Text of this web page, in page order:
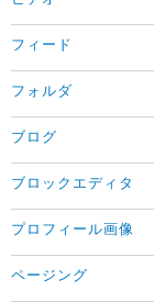
フィード
フォルダ
ブログ
ブロックエディタ
プロフィール画像
ページング